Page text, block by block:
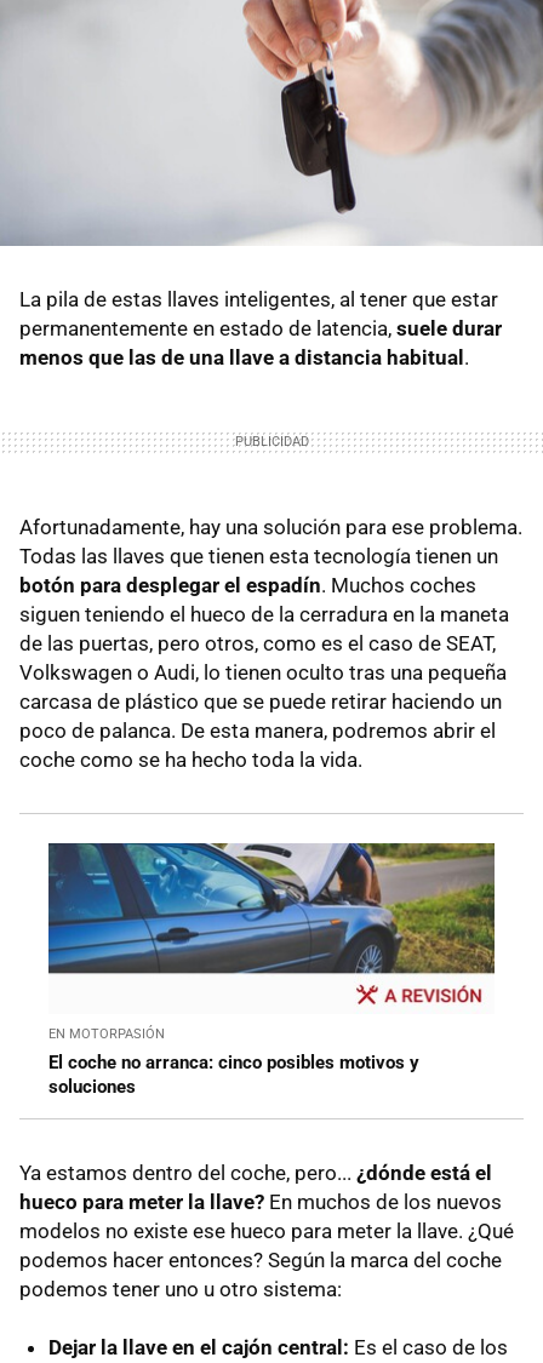
La pila de estas llaves inteligentes, al tener que estar
permanentemente en estado de latencia, suele durar
menos que las de una llave a distancia habitual .
Afortunadamente, hay una solución para ese problema.
Todas las llaves que tienen esta tecnología tienen un
botón para desplegar el espadín. Muchos coches
siguen teniendo el hueco de la cerradura en la maneta
de las puertas, pero otros, como es el caso de SEAT,
Volkswagen o Audi, lo tienen oculto tras una pequeña
carcasa de plástico que se puede retirar haciendo un
poco de palanca. De esta manera, podremos abrir el
coche como se ha hecho toda la vida.
EN MOTORPASIÓN
El coche no arranca: cinco posibles motivos y
soluciones
Ya estamos dentro del coche, pero... ¿dónde está el
hueco para meter la llave? En muchos de los nuevos
modelos no existe ese hueco para meter la llave. ¿Qué
podemos hacer entonces? Según la marca del coche
podemos tener uno u otro sistema:
Dejar la llave en el cajón central: Es el caso de los